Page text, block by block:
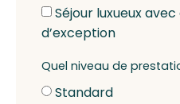
Séjour luxueux
d’exception
Quel niveau de
Standard